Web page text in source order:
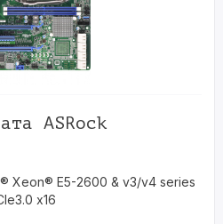
ASRock
Xeon® E5-2600 & v3/v4 series
x16